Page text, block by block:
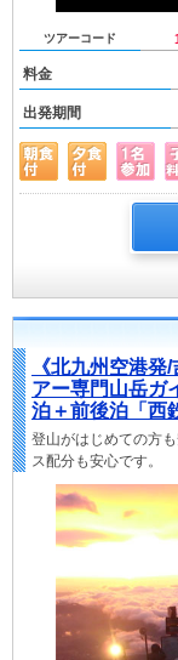
ツアーコード
料金
出発期間
《北九州空港
アー専門山岳ガ
泊＋前後泊「西
登山がはじめての方
ス配分も安心です。